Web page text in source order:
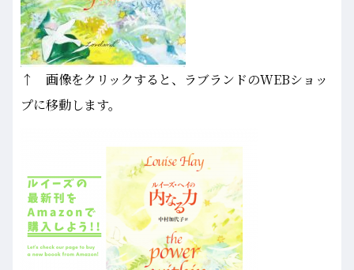
↑ 画像をクリックすると、ラブランドのWEBショッ
プに移動します。